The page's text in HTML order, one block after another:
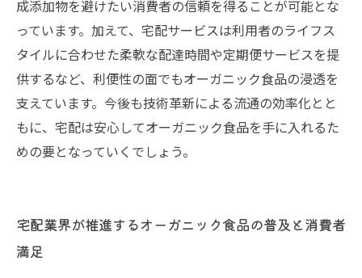
成添加物を避けたい消費者の信頼を得ることが可能とな
っています。加えて、宅配サービスは利用者のライフス
タイルに合わせた柔軟な配達時間や定期便サービスを提
供するなど、利便性の面でもオーガニック食品の浸透を
支えています。今後も技術革新による流通の効率化とと
もに、宅配は安心してオーガニック食品を手に入れるた
めの要となっていくでしょう。
宅配業界が推進するオーガニック食品の普及と消費者
満足